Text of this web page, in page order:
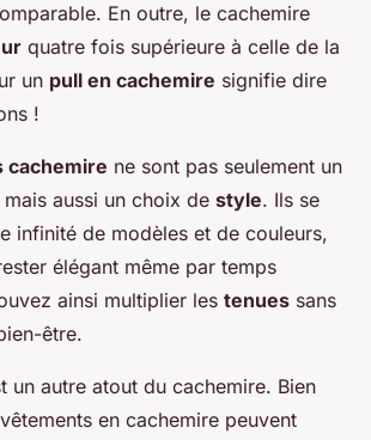
En outre, le cachemire
quatre fois supérieure à celle de la
un pull en cachemire signifie dire
!
cachemire ne sont pas seulement un
aussi un choix de style. Ils se
infinité de modèles et de couleurs,
élégant même par temps
ainsi multiplier les tenues sans
être.
un autre atout du cachemire. Bien
en cachemire peuvent